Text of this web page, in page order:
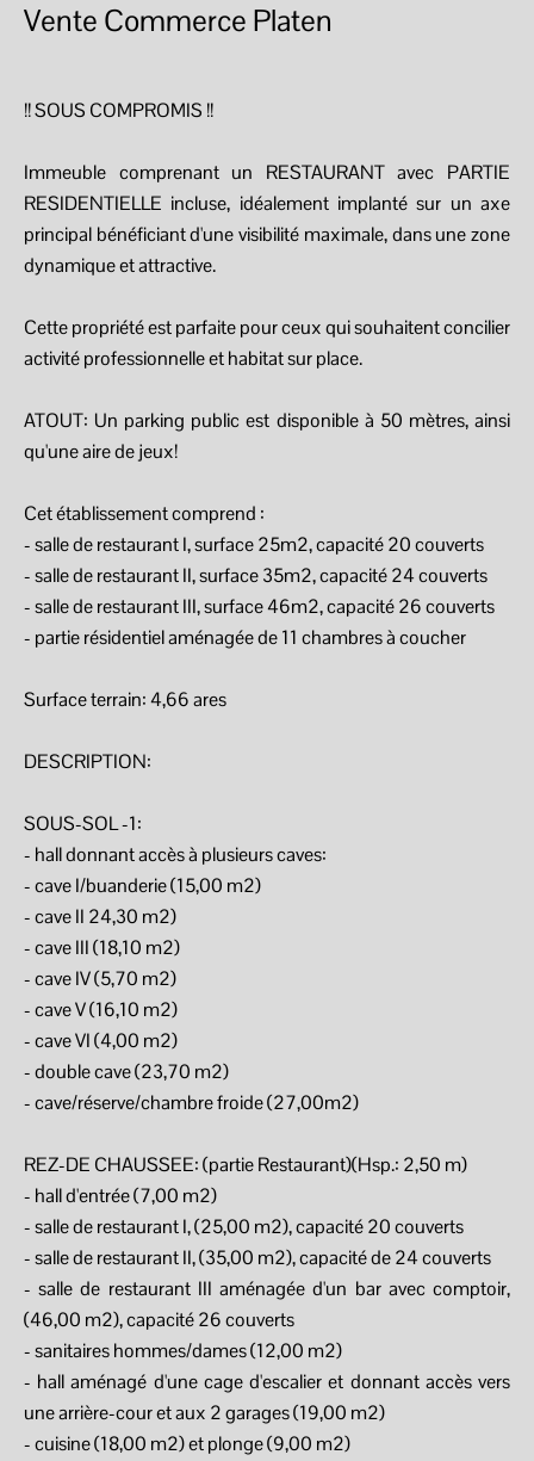
Vente Commerce Platen
!! SOUS COMPROMIS !!
Immeuble comprenant un RESTAURANT avec PARTIE
RESIDENTIELLE incluse, idéalement implanté sur un axe
principal bénéficiant d'une visibilité maximale, dans une zone
dynamique et attractive.
Cette propriété est parfaite pour ceux qui souhaitent concilier
activité professionnelle et habitat sur place.
ATOUT: Un parking public est disponible à 50 mètres, ainsi
qu'une aire de jeux!
Cet établissement comprend :
- salle de restaurant I, surface 25m2, capacité 20 couverts
- salle de restaurant II, surface 35m2, capacité 24 couverts
- salle de restaurant III, surface 46m2, capacité 26 couverts
- partie résidentiel aménagée de 11 chambres à coucher
Surface terrain: 4,66 ares
DESCRIPTION:
SOUS-SOL -1:
- hall donnant accès à plusieurs caves:
- cave I/buanderie (15,00 m2)
- cave II 24,30 m2)
- cave III (18,10 m2)
- cave IV (5,70 m2)
- cave V (16,10 m2)
- cave VI (4,00 m2)
- double cave (23,70 m2)
- cave/réserve/chambre froide (27,00m2)
REZ-DE CHAUSSEE: (partie Restaurant)(Hsp.: 2,50 m)
- hall d'entrée (7,00 m2)
- salle de restaurant I, (25,00 m2), capacité 20 couverts
- salle de restaurant II, (35,00 m2), capacité de 24 couverts
- salle de restaurant III aménagée d'un bar avec comptoir,
(46,00 m2), capacité 26 couverts
- sanitaires hommes/dames (12,00 m2)
- hall aménagé d'une cage d'escalier et donnant accès vers
une arrière-cour et aux 2 garages (19,00 m2)
- cuisine (18,00 m2) et plonge (9,00 m2)